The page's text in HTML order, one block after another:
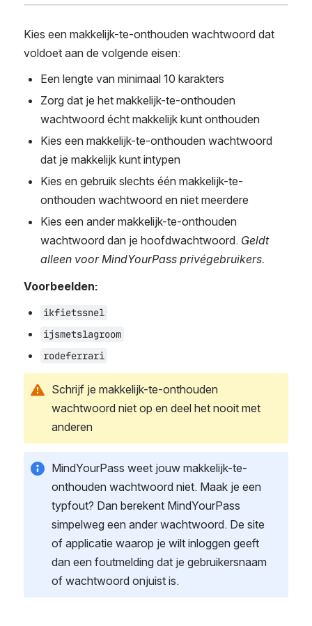
Kies een makkelijk-te-onthouden wachtwoord dat
voldoet aan de volgende eisen:
Een lengte van minimaal 10 karakters
Zorg dat je het makkelijk-te-onthouden
wachtwoord écht makkelijk kunt onthouden
Kies een makkelijk-te-onthouden wachtwoord
dat je makkelijk kunt intypen
Kies en gebruik slechts één makkelijk-te-
onthouden wachtwoord en niet meerdere
Kies een ander makkelijk-te-onthouden
wachtwoord dan je hoofdwachtwoord. Geldt
alleen voor MindYourPass privégebruikers.
Voorbeelden:
ikfietssnel
ijsmetslagroom
rodeferrari
Schrijf je makkelijk-te-onthouden
wachtwoord niet op en deel het nooit met
anderen
MindYourPass weet jouw makkelijk-te-
onthouden wachtwoord niet. Maak je een
typfout? Dan berekent MindYourPass
simpelweg een ander wachtwoord. De site
of applicatie waarop je wilt inloggen geeft
dan een foutmelding dat je gebruikersnaam
of wachtwoord onjuist is.